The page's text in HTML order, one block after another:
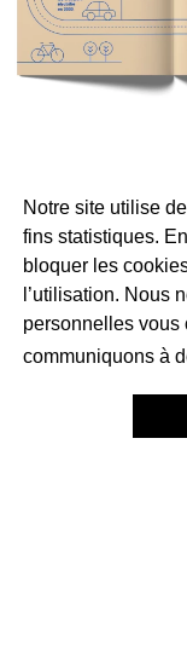
Notre site utilise
fins statistiques.
bloquer les
l’utilisation. Nous
personnelles vous
communiquons à